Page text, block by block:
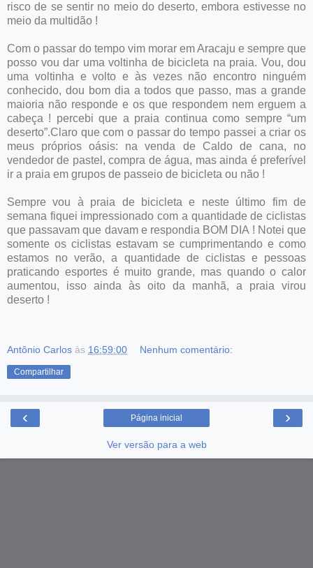
risco de se sentir no meio do deserto, embora estivesse no
meio da multidão !
Com o passar do tempo vim morar em Aracaju e sempre que
posso vou dar uma voltinha de bicicleta na praia. Vou, dou
uma voltinha e volto e às vezes não encontro ninguém
conhecido, dou bom dia a todos que passo, mas a grande
maioria não responde e os que respondem nem erguem a
cabeça ! percebi que a praia continua como sempre “um
deserto”.Claro que com o passar do tempo passei a criar os
meus próprios oásis: na venda de Caldo de cana, no
vendedor de pastel, compra de água, mas ainda é preferível
ir a praia em grupos de passeio de bicicleta ou não !
Sempre vou à praia de bicicleta e neste último fim de
semana fiquei impressionado com a quantidade de ciclistas
que passavam que davam e respondia BOM DIA ! Notei que
somente os ciclistas estavam se cumprimentando e como
estamos no verão, a quantidade de ciclistas e pessoas
praticando esportes é muito grande, mas quando o calor
aumentou, isso ainda às oito da manhã, a praia virou
deserto !
Antônio Carlos às 16:59:00 Nenhum comentário:
Compartilhar
‹ ›
Página inicial
Ver versão para a web